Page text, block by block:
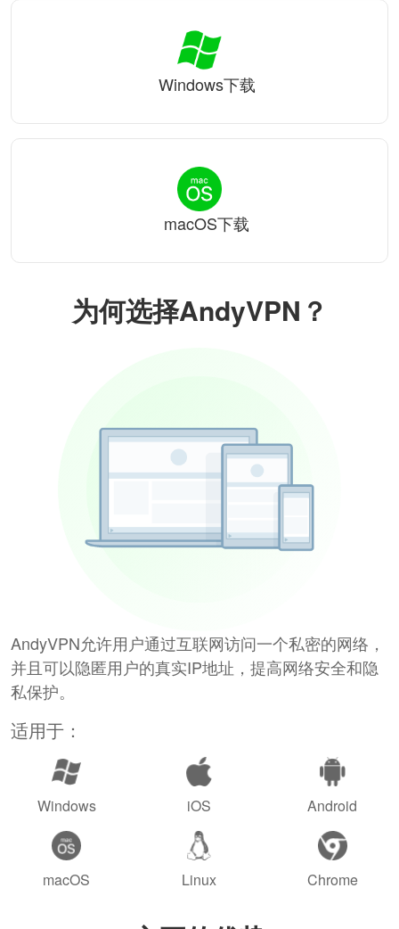
为何选择AndyVPN？
AndyVPN允许用户通过互联网访问一个私密的网络，
并且可以隐匿用户的真实IP地址，提高网络安全和隐
私保护。
适用于：
Windows iOS Android
macOS Linux Chrome
Windows下载
macOS下载